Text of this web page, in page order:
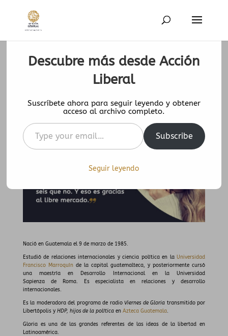
“aLIBERsario”: Gloria Álvarez
Nació en Guatemala el 9 de marzo de 1985.
Estudió de relaciones internacionales y ciencia política en laUniversidad
Francisco Marroquínde la capital guatemalteca, y posteriormente cursó
una maestría en Desarrollo Internacional en la Universidad
Sapienza de Roma. Es especialista en relaciones y desarrollo
internacionales.
Es la moderadora del programa de radioViernes de Gloria transmitido por
Libertópolis y HDP, hijos de la políticaen Azteca Guatemala. ​
Gloria es una de las grandes referentes de las ideas de la libertad en
Latinoamérica.
Descubre más desde Acción
Liberal
Suscríbete ahora para seguir leyendo y obtener
acceso al archivo completo.
Type
your
email…
Subscribe
Seguir leyendo